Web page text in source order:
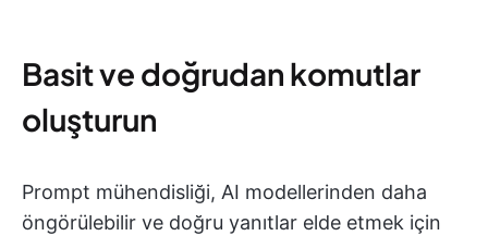
Basit ve doğrudan komutlar
oluşturun
Prompt mühendisliği, AI modellerinden daha
öngörülebilir ve doğru yanıtlar elde etmek için